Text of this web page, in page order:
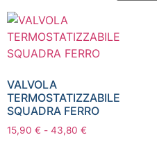
VALVOLA
TERMOSTATIZZABILE
SQUADRA FERRO
15,90 € - 43,80 €